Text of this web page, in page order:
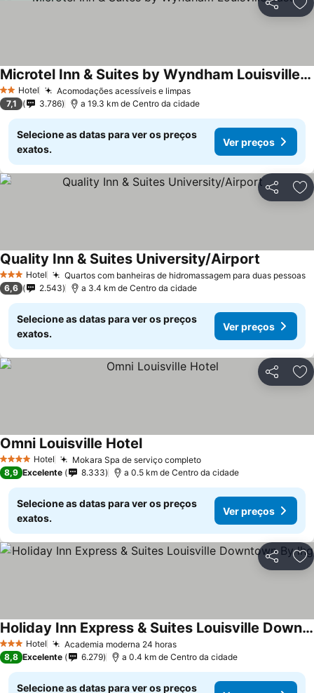
Partilhar
2 Estrelas
Hotel Acomodações acessíveis e limpas
Microtel Inn & Suites by Wyndham Louisville East
7,1 3.786 a 19.3 km de Centro da cidade
Selecione as datas para ver os preços
exatos.
Ver preços
Partilhar
3 EstrelasHotel Quartos com banheiras de hidromassagem para duas pessoas
Quality Inn & Suites University/Airport
6,6 2.543 a 3.4 km de Centro da cidade
Selecione as datas para ver os preços
exatos.
Ver preços
Partilhar
4 EstrelasHotel Mokara Spa de serviço completo
Omni Louisville Hotel
8,9 Excelente 8.333 a 0.5 km de Centro da cidade
Selecione as datas para ver os preços
exatos.
Ver preços
Partilhar
3 EstrelasHotel Academia moderna 24 horas
Holiday Inn Express & Suites Louisville Downtown By Ihg
8,8 Excelente 6.279 a 0.4 km de Centro da cidade
Selecione as datas para ver os preços